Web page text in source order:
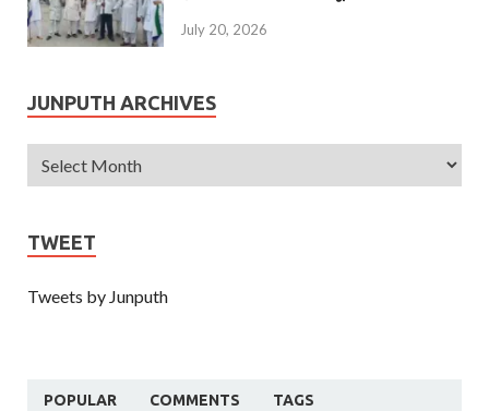
July 20, 2026
JUNPUTH ARCHIVES
TWEET
Tweets by Junputh
POPULAR COMMENTS TAGS